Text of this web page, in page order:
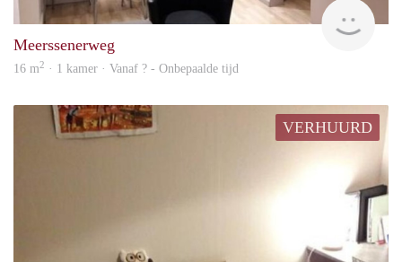
Meerssenerweg
16 m2 · 1 kamer · Vanaf ? - Onbepaalde tijd
VERHUURD